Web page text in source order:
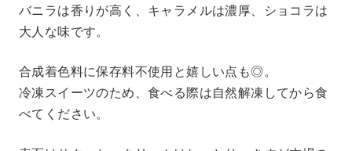
バニラは香りが高く、キャラメルは濃厚、ショコラは
大人な味です。
合成着色料に保存料不使用と嬉しい点も◎。
冷凍スイーツのため、食べる際は自然解凍してから食
べてください。